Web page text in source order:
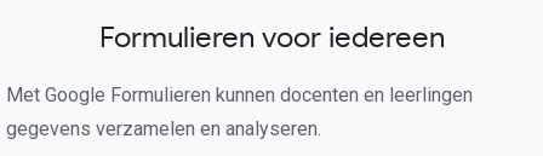
Formulieren voor iedereen
Met Google Formulieren kunnen docenten en leerlingen
gegevens verzamelen en analyseren.